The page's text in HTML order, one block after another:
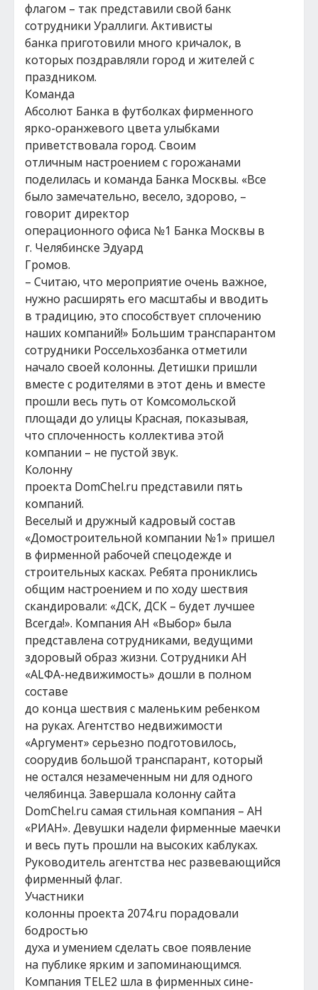
флагом – так представили свой банк
сотрудники Ураллиги. Активисты
банка приготовили много кричалок, в
которых поздравляли город и жителей с
праздником.
Команда
Абсолют Банка в футболках фирменного
ярко-оранжевого цвета улыбками
приветствовала город. Своим
отличным настроением с горожанами
поделилась и команда Банка Москвы. «Все
было замечательно, весело, здорово, –
говорит директор
операционного офиса №1 Банка Москвы в
г. Челябинске Эдуард
Громов.
– Считаю, что мероприятие очень важное,
нужно расширять его масштабы и вводить
в традицию, это способствует сплочению
наших компаний!» Большим транспарантом
сотрудники Россельхозбанка отметили
начало своей колонны. Детишки пришли
вместе с родителями в этот день и вместе
прошли весь путь от Комсомольской
площади до улицы Красная, показывая,
что сплоченность коллектива этой
компании – не пустой звук.
Колонну
проекта DomChel.ru представили пять
компаний.
Веселый и дружный кадровый состав
«Домостроительной компании №1» пришел
в фирменной рабочей спецодежде и
строительных касках. Ребята прониклись
общим настроением и по ходу шествия
скандировали: «ДСК, ДСК – будет лучшее
Всегда!». Компания АН «Выбор» была
представлена сотрудниками, ведущими
здоровый образ жизни. Сотрудники АН
«ALФA-недвижимость» дошли в полном
составе
до конца шествия с маленьким ребенком
на руках. Агентство недвижимости
«Аргумент» серьезно подготовилось,
соорудив большой транспарант, который
не остался незамеченным ни для одного
челябинца. Завершала колонну сайта
DomChel.ru cамая стильная компания – АН
«РИАН». Девушки надели фирменные маечки
и весь путь прошли на высоких каблуках.
Руководитель агентства нес развевающийся
фирменный флаг.
Участники
колонны проекта 2074.ru порадовали
бодростью
духа и умением сделать свое появление
на публике ярким и запоминающимся.
Компания TELE2 шла в фирменных сине-